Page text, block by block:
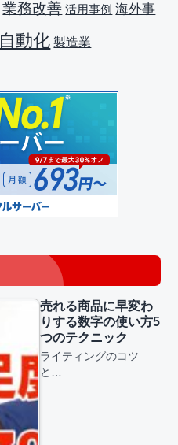
業務改善 活用事例 海外事
自動化 製造業
売れる商品に早変わ
りする数字の使い方5
つのテクニック
ライティングのコツ
と…